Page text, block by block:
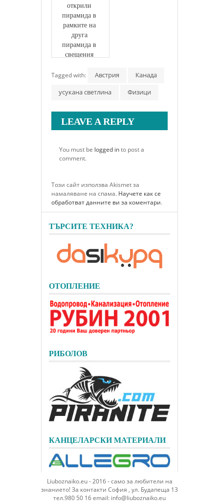
открили
пирамида в
рамките на
друга
пирамида в
свещения
Tagged with: Австрия
Канада
усукана светлина
Физици
LEAVE A REPLY
You must be logged into post a
comment.
Този сайт използва Akismet за
намаляване на спама. Научете как се
обработват данните ви за коментари.
ТЪРСИТЕ ТЕХНИКА?
ОТОПЛЕНИЕ
РИБОЛОВ
КАНЦЕЛАРСКИ МАТЕРИАЛИ
Liuboznaiko.eu - 2016 - само за любители на
знанието! За контакти София , ул. Будапеща 13
тел.980 50 16 email: info@liuboznaiko.eu